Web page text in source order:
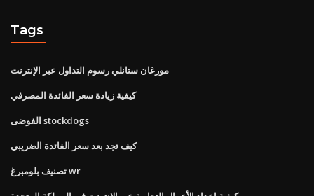
Tags
مورغان ستانلي رسوم التداول عبر الإنترنت
كيفية زيادة سعر الفائدة المصرفي
الفوضى stockdogs
كيف تجد بعد سعر الفائدة الضريبي
تصنيف بلومبرغ wr